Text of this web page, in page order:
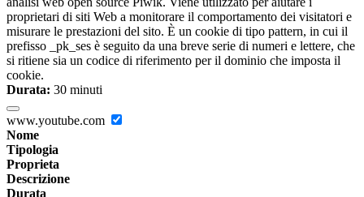
proprietari di siti Web a monitorare il comportamento dei visitatori e
misurare le prestazioni del sito. È un cookie di tipo pattern, in cui il
prefisso _pk_ses è seguito da una breve serie di numeri e lettere, che
si ritiene sia un codice di riferimento per il dominio che imposta il
cookie.
Durata: 30 minuti
www.youtube.com
Nome
Tipologia
Proprieta
Descrizione
Durata